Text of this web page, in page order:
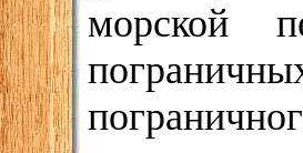
морской